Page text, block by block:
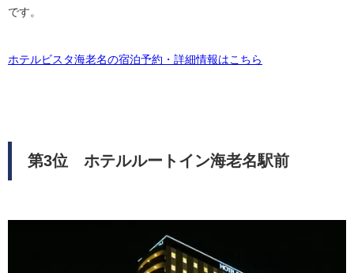
です。
ホテルビスタ海老名の宿泊予約・詳細情報はこちら
第3位 ホテルルートイン海老名駅前